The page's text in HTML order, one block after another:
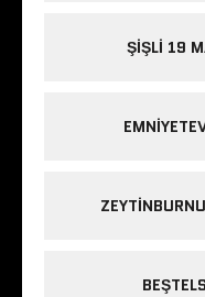
ŞIŞLI 19